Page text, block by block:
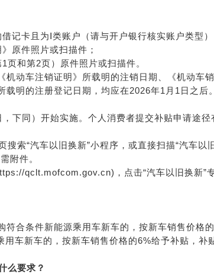
记卡且为Ⅰ类账户（请与开户银行核实账户类型）
原件照片或扫描件；
页和第2页）原件照片或扫描件。
机动车注销证明》所载明的注销日期、《机动车销
明的注册登记日期，均应在2026年1月1日之后。
下同）开始实施。个人消费者提交补贴申请途径
索“汽车以旧换新”小程序，或直接扫描“汽车以
附件。
qclt.mofcom.gov.cn)，点击“汽车以旧换新”
合条件新能源乘用车新车的，按新车销售价格的
车新车的，按新车销售价格的6%给予补贴，补
么要求 ？